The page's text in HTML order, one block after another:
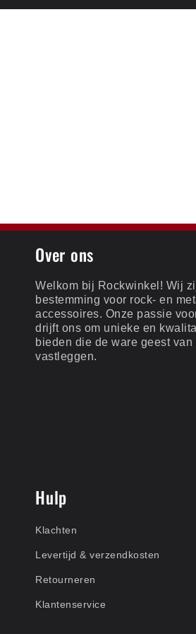
Over ons
Welkom bij Rockwinkel! Wij
bestemming voor rock- en
accessoires. Onze passie
drijft ons om unieke en
bieden die de ware geest van
vastleggen.
Hulp
Klachten
Levertijd & verzendkosten
Retourneren
Klantenservice